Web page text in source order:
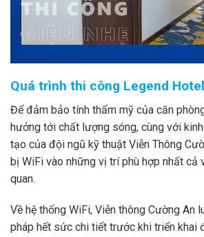
Quá trình thi công Legend
Để đảm bảo tính thẩm mỹ của căn
hưởng tới chất lượng sóng, cùng với
tạo của đội ngũ kỹ thuật Viễn Thông
bị WiFi vào những vị trí phù hợp nhất cả
quan.
Về hệ thống WiFi, Viễn thông Cường An
pháp hết sức chi tiết trước khi triển khai